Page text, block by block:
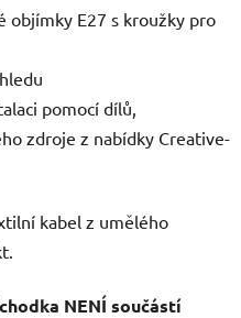
objímky E27 s kroužky pro
pomocí dílů,
zdroje z nabídky Creative-
kabel z umělého
NENÍ součástí